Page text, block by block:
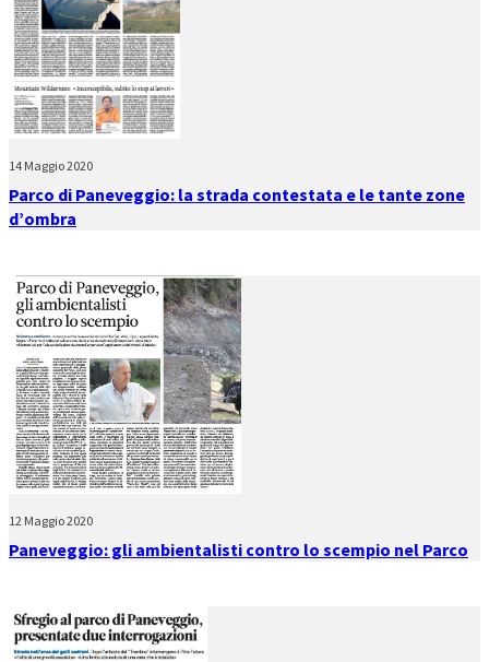
14 Maggio 2020
Parco di Paneveggio: la strada contestata e le tante zone
d’ombra
12 Maggio 2020
Paneveggio: gli ambientalisti contro lo scempio nel Parco